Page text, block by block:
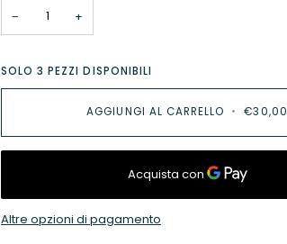
− +
SOLO3 PEZZI DISPONIBILI
AGGIUNGI AL CARRELLO • €30,00
Altre opzioni di pagamento